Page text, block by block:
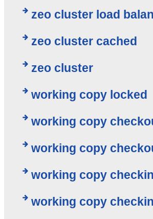
zeo cluster load
zeo cluster cached
zeo cluster
working copy locked
working copy
working copy
working copy
working copy checkin